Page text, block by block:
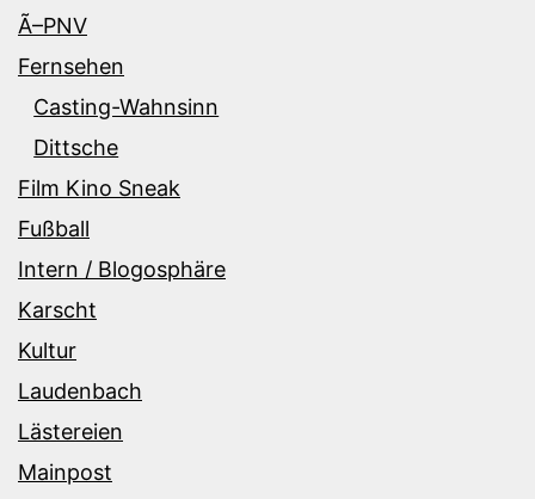
Ã–PNV
Fernsehen
Casting-Wahnsinn
Dittsche
Film Kino Sneak
Fußball
Intern / Blogosphäre
Karscht
Kultur
Laudenbach
Lästereien
Mainpost